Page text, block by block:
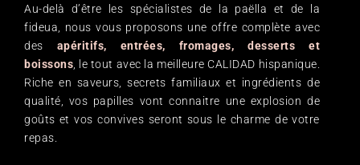
Au-delà d’être les spécialistes de la paëlla et de la
fideua, nous vous proposons une offre complète avec
des apéritifs, entrées, fromages, desserts et
boissons , le tout avec la meilleure CALIDAD hispanique.
Riche en saveurs, secrets familiaux et ingrédients de
qualité, vos papilles vont connaitre une explosion de
goûts et vos convives seront sous le charme de votre
repas.